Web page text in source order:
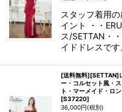
スタッフ着用
イント ・・
ス/SETTAN・
イドドレスで
[送料無料][SETTAN]
ー・コルセット風・
ト・マーメイド・ロ
[S37220]
36,000円(税別)